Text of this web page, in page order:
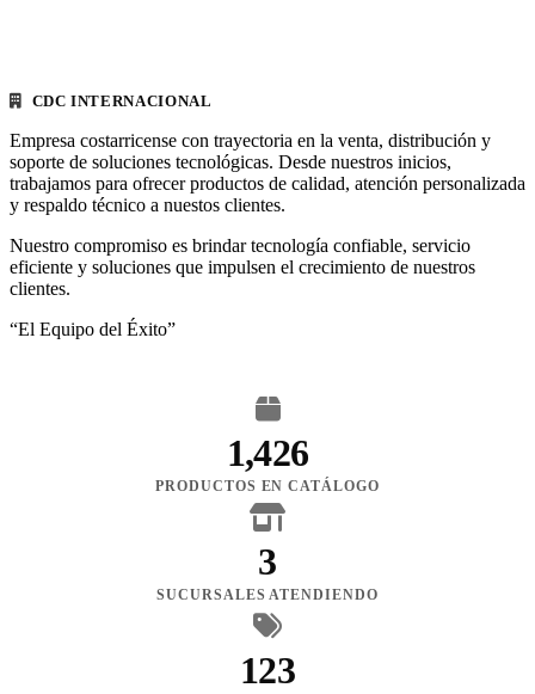
CDC INTERNACIONAL
Empresa costarricense con trayectoria en la venta, distribución y
soporte de soluciones tecnológicas. Desde nuestros inicios,
trabajamos para ofrecer productos de calidad, atención personalizada
y respaldo técnico a nuestos clientes.
Nuestro compromiso es brindar tecnología confiable, servicio
eficiente y soluciones que impulsen el crecimiento de nuestros
clientes.
“El Equipo del Éxito”
1,426
PRODUCTOS EN CATÁLOGO
3
SUCURSALES ATENDIENDO
123